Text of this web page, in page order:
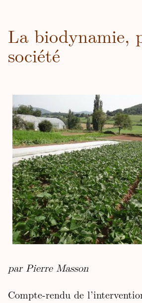
La biodynamie,
société
par Pierre Masson
Compte-rendu de